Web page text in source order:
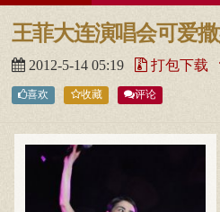
王菲大连演唱会可爱
2012-5-14 05:19 打包下载
喜欢 收藏 评论